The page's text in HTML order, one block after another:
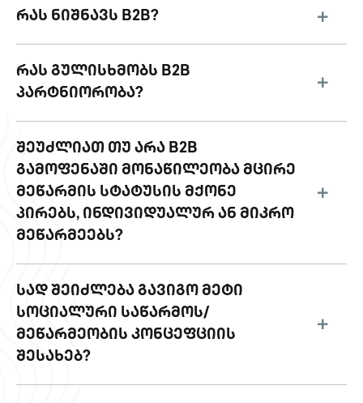
ᲠᲐᲡ ᲜᲘᲨᲜᲐᲕᲡ B2B?
ᲠᲐᲡ ᲒᲣᲚᲘᲡᲮᲛᲝᲑᲡ B2B
ᲞᲐᲠᲢᲜᲘᲝᲠᲝᲑᲐ?
ᲨᲔᲣᲫᲚᲘᲐᲗ ᲗᲣ ᲐᲠᲐ B2B
ᲒᲐᲛᲝᲤᲔᲜᲐᲨᲘ ᲛᲝᲜᲐᲬᲘᲚᲔᲝᲑᲐ ᲛᲪᲘᲠᲔ
ᲛᲔᲬᲐᲠᲛᲘᲡ ᲡᲢᲐᲢᲣᲡᲘᲡ ᲛᲥᲝᲜᲔ
ᲞᲘᲠᲔᲑᲡ, ᲘᲜᲓᲘᲕᲘᲓᲣᲐᲚᲣᲠ ᲐᲜ ᲛᲘᲙᲠᲝ
ᲛᲔᲬᲐᲠᲛᲔᲔᲑᲡ?
ᲡᲐᲓ ᲨᲔᲘᲫᲚᲔᲑᲐ ᲒᲐᲕᲘᲒᲝ ᲛᲔᲢᲘ
ᲡᲝᲪᲘᲐᲚᲣᲠᲘ ᲡᲐᲬᲐᲠᲛᲝᲡ/
ᲛᲔᲬᲐᲠᲛᲔᲝᲑᲘᲡ ᲙᲝᲜᲪᲔᲤᲪᲘᲘᲡ
ᲨᲔᲡᲐᲮᲔᲑ?